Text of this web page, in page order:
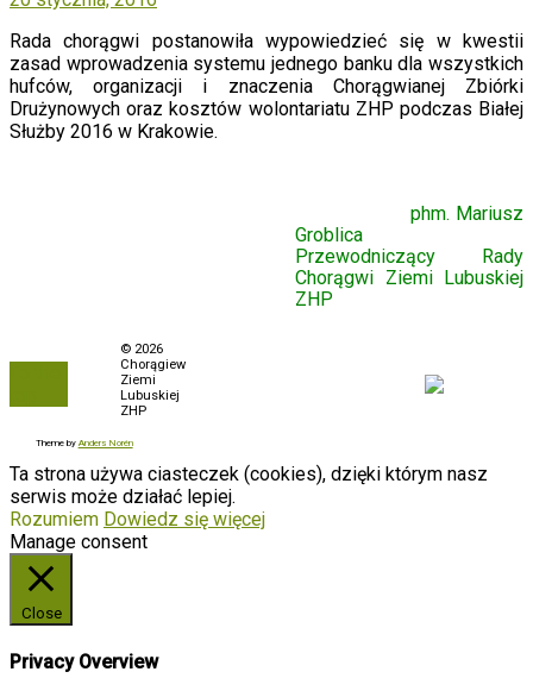
Rada chorągwi postanowiła wypowiedzieć się w kwestii
zasad wprowadzenia systemu jednego banku dla wszystkich
hufców, organizacji i znaczenia Chorągwianej Zbiórki
Drużynowych oraz kosztów wolontariatu ZHP podczas Białej
Służby 2016 w Krakowie.
phm. Mariusz
Groblica
Przewodniczący Rady
Chorągwi Ziemi Lubuskiej
ZHP
© 2026
Chorągiew
Ziemi
Lubuskiej
ZHP
Theme by Anders Norén
Ta strona używa ciasteczek (cookies), dzięki którym nasz
serwis może działać lepiej.
Rozumiem Dowiedz się więcej
Manage consent
Close
Privacy Overview